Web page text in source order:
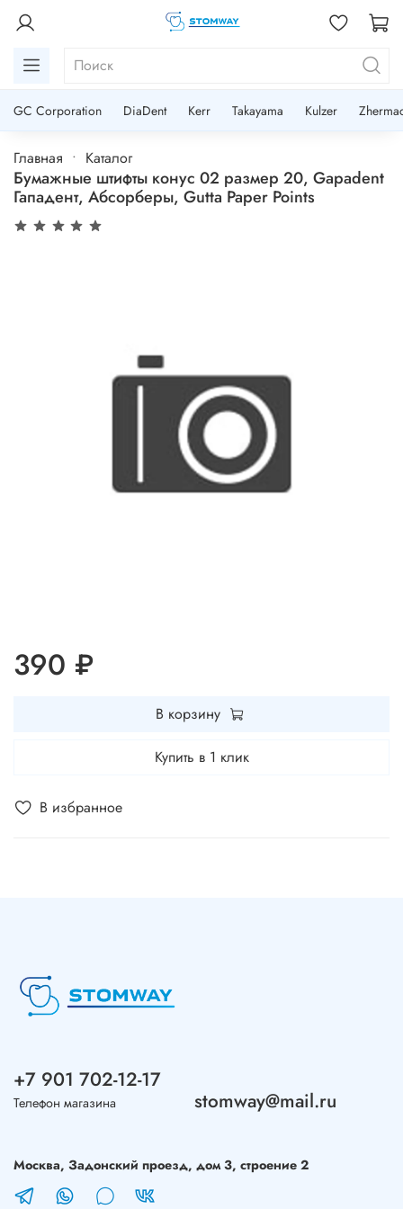
GC Corporation DiaDent Kerr Takayama Kulzer
Главная Каталог
Бумажные штифты конус 02 размер 20, Gapadent
Гападент, Абсорберы, Gutta Paper Points
В избранное
390 ₽
В корзину
Купить в 1 клик
+7 901 702-12-17
Телефон магазина stomway@mail.ru
Москва, Задонский проезд, дом 3, строение 2